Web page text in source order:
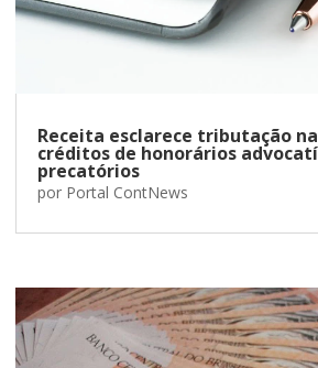
Receita esclarece tributação
créditos de honorários
precatórios
por Portal ContNews